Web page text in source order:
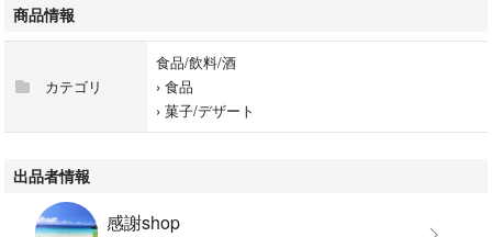
★即購入大歓迎です＼(^o^)／
商品情報
カテゴリ
食品/飲料/酒
› 食品
› 菓子/デザート
出品者情報
感謝shop